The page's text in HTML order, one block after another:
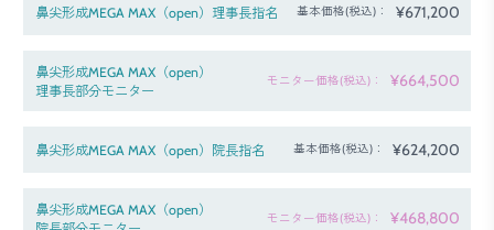
鼻尖形成MEGA MAX（open）理事長指名 基本価格(税込)： ¥671,200
鼻尖形成MEGA MAX（open）
理事長部分モニター
モニター価格(税込)： ¥664,500
鼻尖形成MEGA MAX（open）院長指名 基本価格(税込)： ¥624,200
鼻尖形成MEGA MAX（open）
モニター価格(税込)： ¥468,800